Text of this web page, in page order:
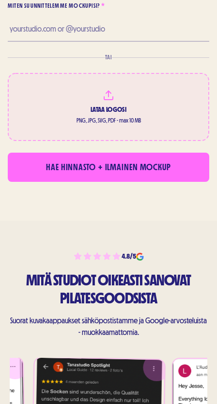
MITEN SUUNNITTELEMME MOCKUPISI? *
TAI
LATAA LOGOSI
PNG, JPG, SVG, PDF - max 10 MB
HAE HINNASTO + ILMAINEN MOCKUP
4.8/5
MITÄ STUDIOT OIKEASTI SANOVAT
PILATESGOODSISTA
Suorat kuvakaappaukset sähköpostistamme ja Google-arvosteluista
- muokkaamattomia.